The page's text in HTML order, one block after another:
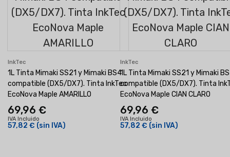
InkTec
1L Tinta Mimaki SS21 y Mimaki BS4
compatible (DX5/DX7). Tinta InkTec
EcoNova Maple AMARILLO
69,96 €
IVA Incluido
57,82 € (sin IVA)
InkTec
1L Tinta Mimaki SS21 y Mimaki
compatible (DX5/DX7). Tinta
EcoNova Maple CIAN CLARO
69,96 €
IVA Incluido
57,82 € (sin IVA)